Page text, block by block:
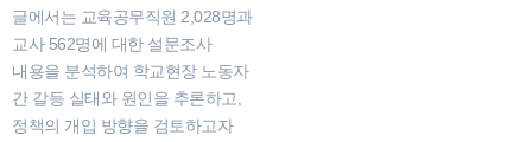
글에서는 교육공무직원 2,028명과
교사 562명에 대한 설문조사
내용을 분석하여 학교현장 노동자
간 갈등 실태와 원인을 추론하고,
정책의 개입 방향을 검토하고자